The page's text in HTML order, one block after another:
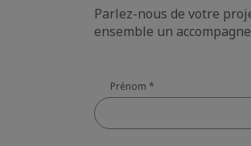
Parlez-nous de votre
ensemble un
Prénom *